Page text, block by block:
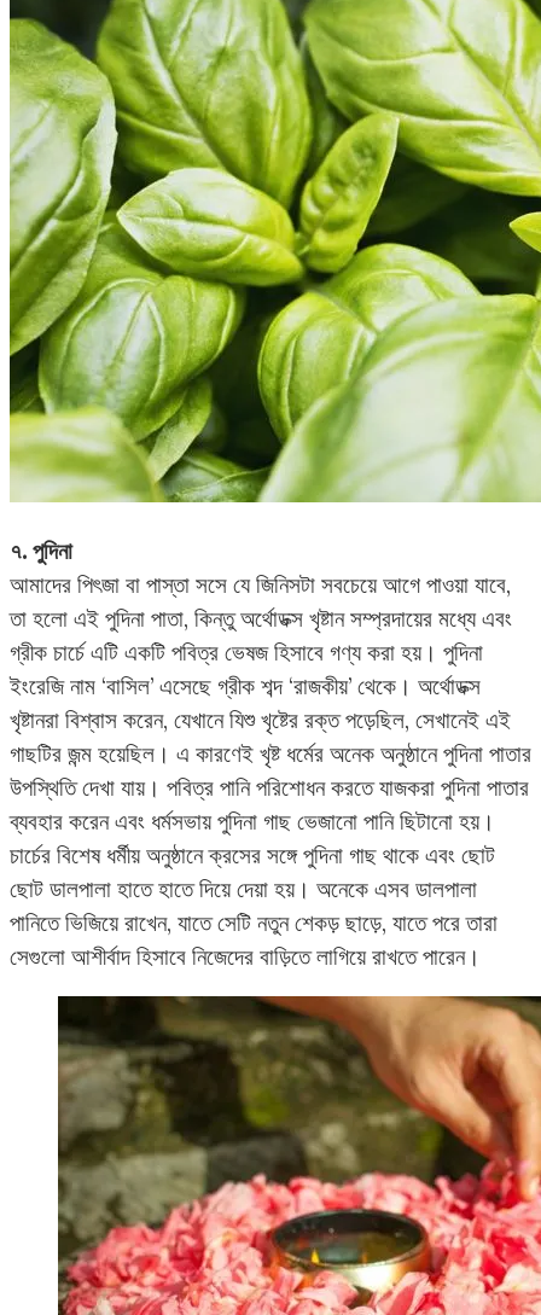
৭. পুদিনা
আমাদের পিৎজা বা পাস্তা সসে যে জিনিসটা সবচেয়ে আগে পাওয়া যাবে,
তা হলো এই পুদিনা পাতা, কিন্তু অর্থোডক্স খৃষ্টান সম্প্রদায়ের মধ্যে এবং
গ্রীক চার্চে এটি একটি পবিত্র ভেষজ হিসাবে গণ্য করা হয়। পুদিনা
ইংরেজি নাম ‘বাসিল’ এসেছে গ্রীক শব্দ ‘রাজকীয়’ থেকে। অর্থোডক্স
খৃষ্টানরা বিশ্বাস করেন, যেখানে যিশু খৃষ্টের রক্ত পড়েছিল, সেখানেই এই
গাছটির জন্ম হয়েছিল। এ কারণেই খৃষ্ট ধর্মের অনেক অনুষ্ঠানে পুদিনা পাতার
উপস্থিতি দেখা যায়। পবিত্র পানি পরিশোধন করতে যাজকরা পুদিনা পাতার
ব্যবহার করেন এবং ধর্মসভায় পুদিনা গাছ ভেজানো পানি ছিটানো হয়।
চার্চের বিশেষ ধর্মীয় অনুষ্ঠানে ক্রসের সঙ্গে পুদিনা গাছ থাকে এবং ছোট
ছোট ডালপালা হাতে হাতে দিয়ে দেয়া হয়। অনেকে এসব ডালপালা
পানিতে ভিজিয়ে রাখেন, যাতে সেটি নতুন শেকড় ছাড়ে, যাতে পরে তারা
সেগুলো আশীর্বাদ হিসাবে নিজেদের বাড়িতে লাগিয়ে রাখতে পারেন।